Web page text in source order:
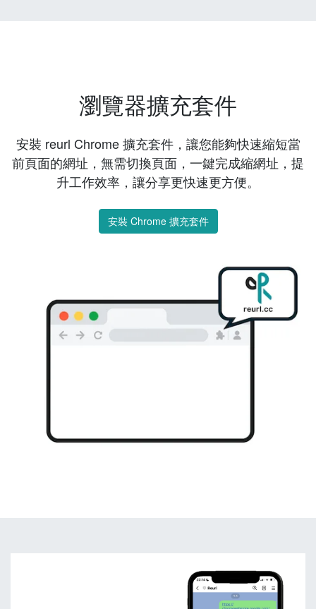
瀏覽器擴充套件
安裝 reurl Chrome 擴充套件，讓您能夠快速縮短當
前頁面的網址，無需切換頁面，一鍵完成縮網址，提
升工作效率，讓分享更快速更方便。
安裝 Chrome 擴充套件